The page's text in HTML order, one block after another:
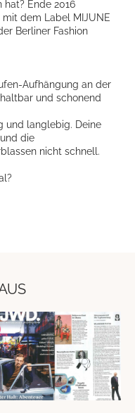
Ende 2016
dem Label MIJUNE
Berliner Fashion
Aufhängung an der
und schonend
und langlebig. Deine
die
nicht schnell.